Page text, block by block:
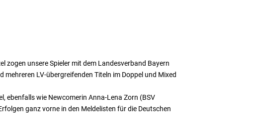
zogen unsere Spieler mit dem Landesverband Bayern
mehreren LV-übergreifenden Titeln im Doppel und Mixed
ebenfalls wie Newcomerin Anna-Lena Zorn (BSV
ganz vorne in den Meldelisten für die Deutschen